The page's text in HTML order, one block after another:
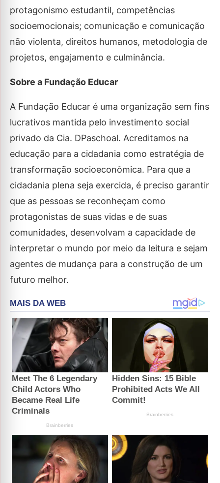
protagonismo estudantil, competências
socioemocionais; comunicação e comunicação
não violenta, direitos humanos, metodologia de
projetos, engajamento e culminância.
Sobre a Fundação Educar
A Fundação Educar é uma organização sem fins
lucrativos mantida pelo investimento social
privado da Cia. DPaschoal. Acreditamos na
educação para a cidadania como estratégia de
transformação socioeconômica. Para que a
cidadania plena seja exercida, é preciso garantir
que as pessoas se reconheçam como
protagonistas de suas vidas e de suas
comunidades, desenvolvam a capacidade de
interpretar o mundo por meio da leitura e sejam
agentes de mudança para a construção de um
futuro melhor.